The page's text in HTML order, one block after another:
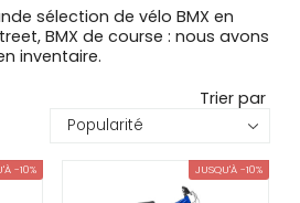
sélection de vélo BMX en
BMX de course : nous avons
inventaire.
Trier par
-10% JUSQU'À -10%